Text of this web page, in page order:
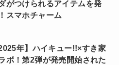
がつけられるアイテムを発
スマホチャーム
2025年】ハイキュー!!×すき家
ボ！第2弾が発売開始された